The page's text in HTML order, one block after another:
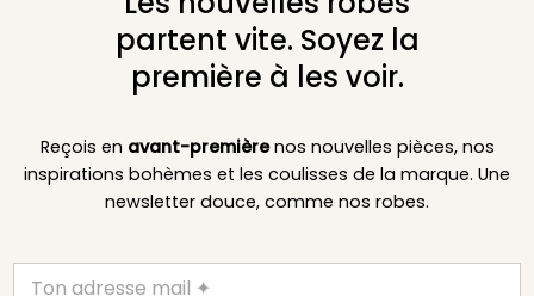
partent vite. Soyez la
première à les voir.
Reçois en avant-premièrenos nouvelles pièces, nos
inspirations bohèmes et les coulisses de la marque. Une
newsletter douce, comme nos robes.